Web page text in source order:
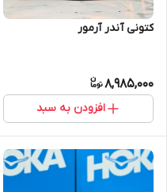
کتونی آندر آرمور
8,985,000
افزودن به سبد